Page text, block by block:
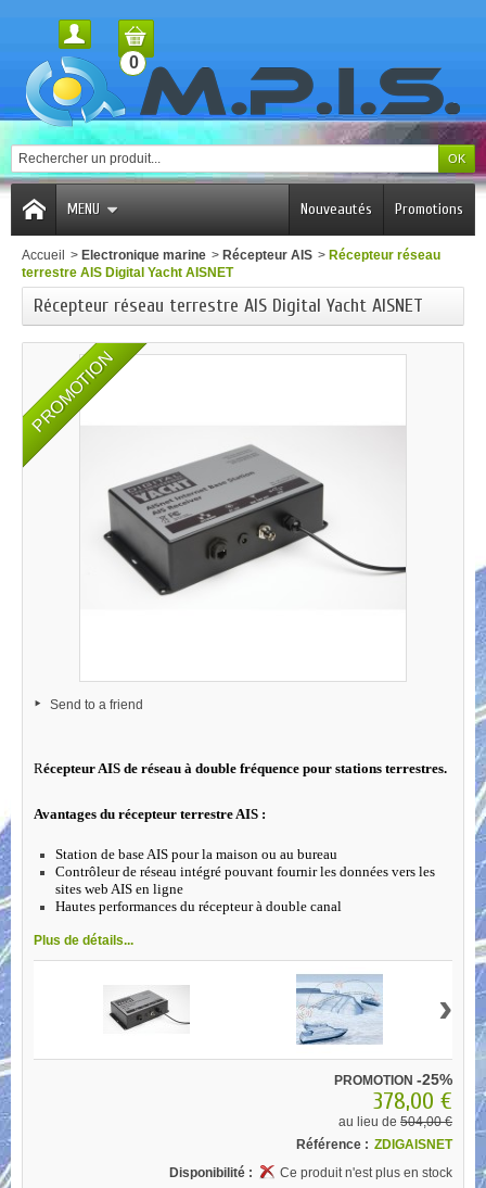
0
MENU Promotions
Nouveautés
Accueil > Electronique marine > Récepteur AIS > Récepteur réseau
terrestre AIS Digital Yacht AISNET
Récepteur réseau terrestre AIS Digital Yacht AISNET
PROMOTION
Send to a friend
Récepteur AIS de réseau à double fréquence pour stations terrestres.
Avantages du récepteur terrestre AIS :
Station de base AIS pour la maison ou au bureau
Contrôleur de réseau intégré pouvant fournir les données vers les
sites web AIS en ligne
Hautes performances du récepteur à double canal
Plus de détails...
›
PROMOTION -25%
378,00 €
au lieu de 504,00 €
Référence : ZDIGAISNET
Disponibilité :
Ce produit n'est plus en stock